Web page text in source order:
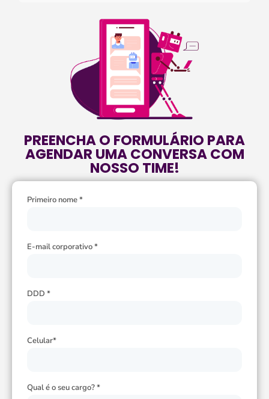
PREENCHA O FORMULÁRIO PARA
AGENDAR UMA CONVERSA COM
NOSSO TIME!
Primeiro nome *
E-mail corporativo *
DDD *
Celular*
Qual é o seu cargo? *